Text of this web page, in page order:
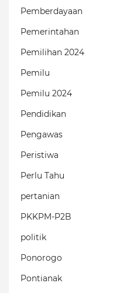
Pemberdayaan
Pemerintahan
Pemilihan 2024
Pemilu
Pemilu 2024
Pendidikan
Pengawas
Peristiwa
Perlu Tahu
pertanian
PKKPM-P2B
politik
Ponorogo
Pontianak